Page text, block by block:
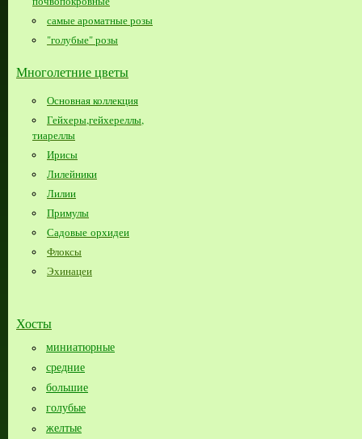
самые ароматные розы
"голубые" розы
Многолетние цветы
Основная коллекция
Гейхеры,гейхереллы,
тиареллы
Ирисы
Лилейники
Лилии
Примулы
Садовые орхидеи
Флоксы
Эхинацеи
Хосты
миниатюрные
средние
большие​
голубые
желтые